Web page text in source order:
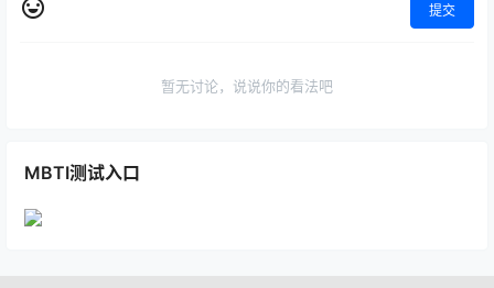
提交
暂无讨论，说说你的看法吧
MBTI测试入口